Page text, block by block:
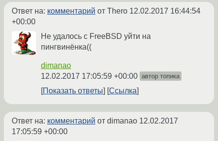
Ответ на: комментарий от Thero 12.02.2017 16:44:54
+00:00
Не удалось с FreeBSD уйти на
пингвинёнка((
dimanao
12.02.2017 17:05:59 +00:00 автор топика
Показать ответы Ссылка
Ответ на: комментарий от dimanao 12.02.2017
17:05:59 +00:00